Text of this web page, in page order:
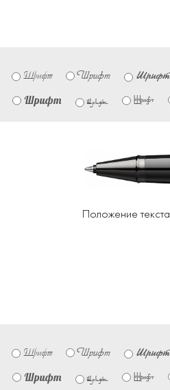
Шрифт Шрифт Шрифт
Шрифт Шрифт Шрифт
Положение текста
Шрифт Шрифт Шрифт
Шрифт Шрифт Шрифт